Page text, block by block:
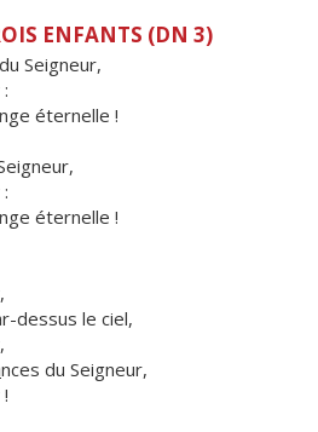
ENFANTS (DN 3)
Seigneur,
éternelle !
éternelle !
dessus le ciel,
nces du Seigneur,